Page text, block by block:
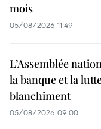
mois
05/08/2026 11:49
L’Assemblée
la banque et la
blanchiment
05/08/2026 09:00